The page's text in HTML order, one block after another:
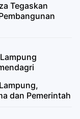
Tegaskan
dan Pemerintah